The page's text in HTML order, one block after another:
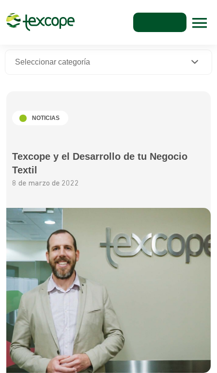
Seleccionar categoría
NOTICIAS
Texcope y el Desarrollo de tu Negocio
Textil
8 de marzo de 2022